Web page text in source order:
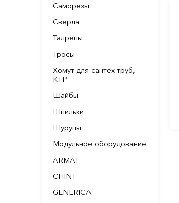
Саморезы
Сверла
Талрепы
Тросы
Хомут для сантех труб,
КТР
Шайбы
Шпильки
Шурупы
Модульное оборудование
ARMAT
CHINT
GENERICA